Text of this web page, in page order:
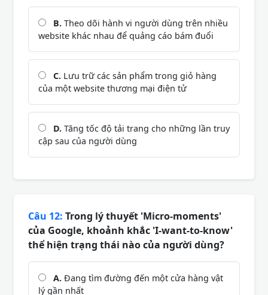
B. Theo dõi hành vi người dùng trên nhiều
website khác nhau để quảng cáo bám đuổi
C. Lưu trữ các sản phẩm trong giỏ hàng
của một website thương mại điện tử
D. Tăng tốc độ tải trang cho những lần truy
cập sau của người dùng
Câu 12: Trong lý thuyết 'Micro-moments'
của Google, khoảnh khắc 'I-want-to-know'
thể hiện trạng thái nào của người dùng?
A. Đang tìm đường đến một cửa hàng vật
lý gần nhất